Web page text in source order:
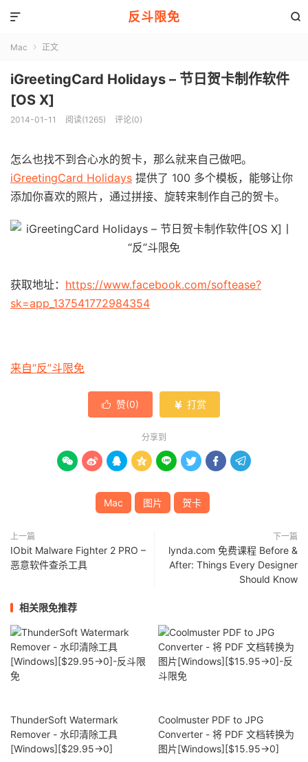
反斗限免 

Mac  正文
iGreetingCard Holidays – 节日贺卡制作软件
[OS X]
2014-01-11 阅读(1265) 评论(0)
怎么也找不到合心水的贺卡，那么就来自己做吧。
iGreetingCard Holidays 提供了 100 多个模板，能够让你
添加你喜欢的照片，通过拼接、旋转来制作自己的贺卡。
获取地址： https://www.facebook.com/softease?
sk=app_137541772984354
来自“反”斗限免
 赞(0)  打赏
分享到
       
Mac 图片 贺卡
上一篇
IObit Malware Fighter 2 PRO –
恶意软件查杀工具
下一篇
lynda.com 免费课程 Before &
After: Things Every Designer
Should Know
相关限免推荐
ThunderSoft Watermark
Remover - 水印清除工具
[Windows][$29.95→0]
Coolmuster PDF to JPG
Converter - 将 PDF 文档转换为
图片[Windows][$15.95→0]